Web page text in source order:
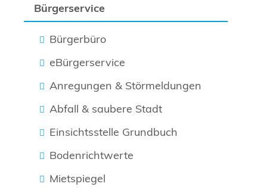
Bürgerservice
Bürgerbüro
eBürgerservice
Anregungen & Störmeldungen
Abfall & saubere Stadt
Einsichtsstelle Grundbuch
Bodenrichtwerte
Mietspiegel